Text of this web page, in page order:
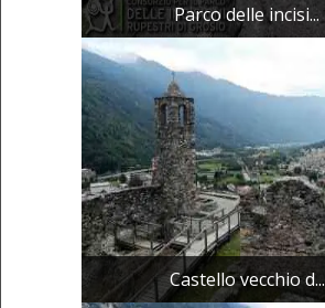
Parco delle incisi...
Castello vecchio d...